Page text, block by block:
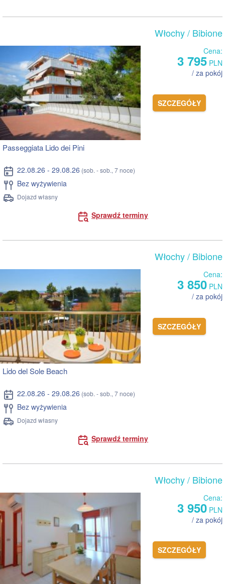
Włochy/ Bibione
Cena:
3 795 PLN
/ za pokój
SZCZEGÓŁY
Passeggiata Lido dei Pini
22.08.26 - 29.08.26 (sob. - sob., 7 noce)
Bez wyżywienia
Dojazd własny
Sprawdź terminy
Włochy/ Bibione
Cena:
3 850 PLN
/ za pokój
SZCZEGÓŁY
Lido del Sole Beach
22.08.26 - 29.08.26 (sob. - sob., 7 noce)
Bez wyżywienia
Dojazd własny
Sprawdź terminy
Włochy/ Bibione
Cena:
3 950 PLN
/ za pokój
SZCZEGÓŁY